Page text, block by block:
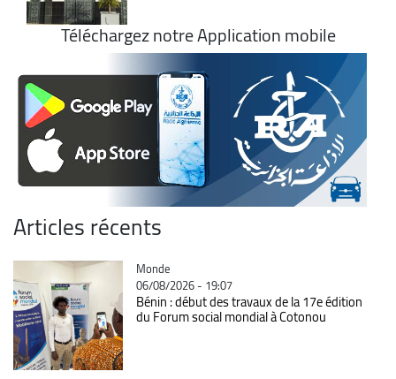
Téléchargez notre Application mobile
Articles récents
Catégorie
Monde
06/08/2026 - 19:07
Bénin : début des travaux de la 17e édition
du Forum social mondial à Cotonou